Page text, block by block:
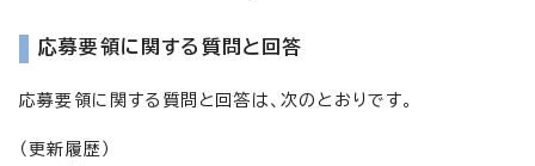
応募要領に関する質問と回答
応募要領に関する質問と回答は、次のとおりです。
（更新履歴）